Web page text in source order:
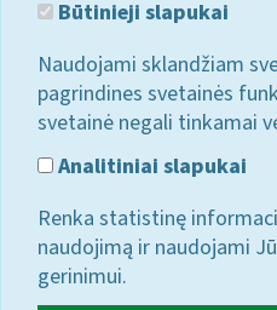
Būtinieji slapukai
Naudojami sklandžiam
pagrindines svetainės
svetainė negali tinkamai
Analitiniai slapukai
Renka statistinę
naudojimą ir naudojami
gerinimui.